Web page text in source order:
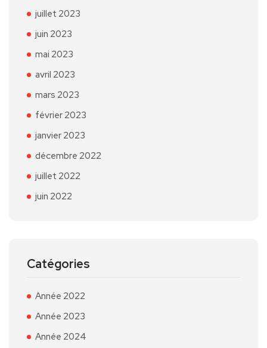
juillet 2023
juin 2023
mai 2023
avril 2023
mars 2023
février 2023
janvier 2023
décembre 2022
juillet 2022
juin 2022
Catégories
Année 2022
Année 2023
Année 2024